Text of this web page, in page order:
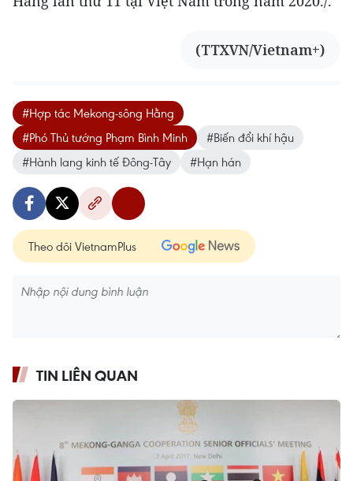
(TTXVN/Vietnam+)
#Hợp tác Mekong-sông Hằng
#Phó Thủ tướng Phạm Bình Minh
#Biến đổi khí hậu
#Hành lang kinh tế Đông-Tây
#Hạn hán
Theo dõi VietnamPlus
TIN LIÊN QUAN